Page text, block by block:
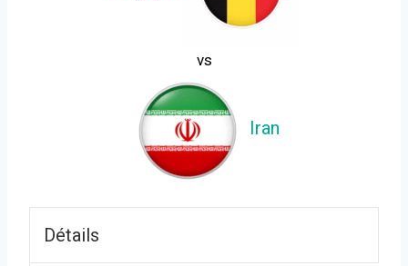
vs
Iran
Détails